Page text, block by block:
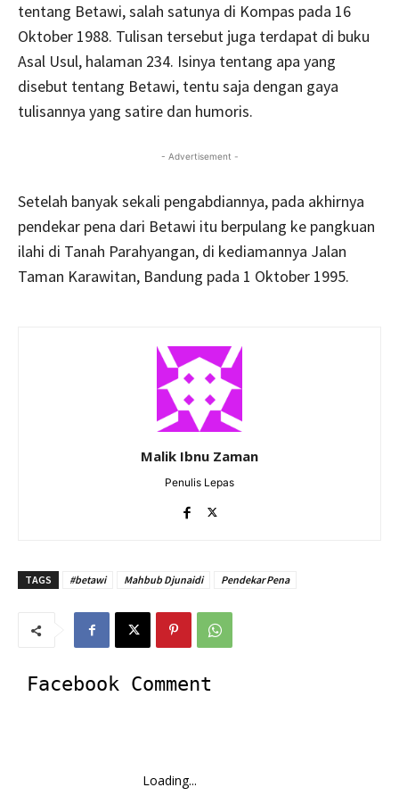
tentang Betawi, salah satunya di Kompas pada 16
Oktober 1988. Tulisan tersebut juga terdapat di buku
Asal Usul, halaman 234. Isinya tentang apa yang
disebut tentang Betawi, tentu saja dengan gaya
tulisannya yang satire dan humoris.
- Advertisement -
Setelah banyak sekali pengabdiannya, pada akhirnya
pendekar pena dari Betawi itu berpulang ke pangkuan
ilahi di Tanah Parahyangan, di kediamannya Jalan
Taman Karawitan, Bandung pada 1 Oktober 1995.
Malik Ibnu Zaman
Penulis Lepas
TAGS #betawi Mahbub Djunaidi Pendekar Pena
Facebook Comment
Loading...